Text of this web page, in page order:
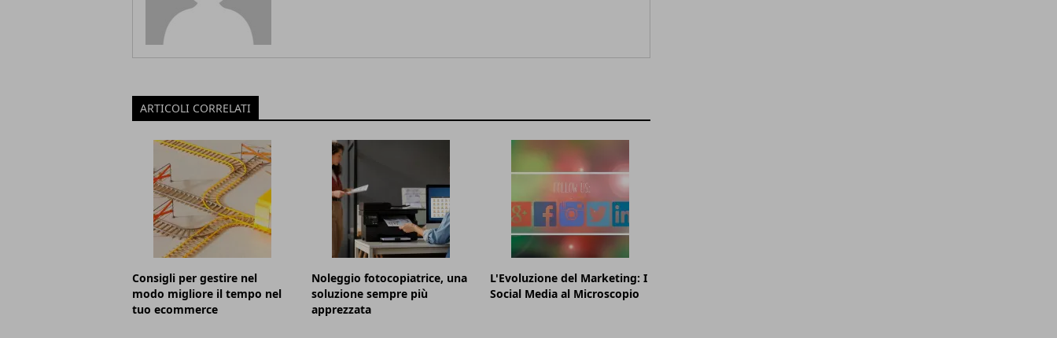
ARTICOLI CORRELATI
Consigli per gestire nel
modo migliore il tempo nel
tuo ecommerce
Noleggio fotocopiatrice, una
soluzione sempre più
apprezzata
L'Evoluzione del Marketing: I
Social Media al Microscopio